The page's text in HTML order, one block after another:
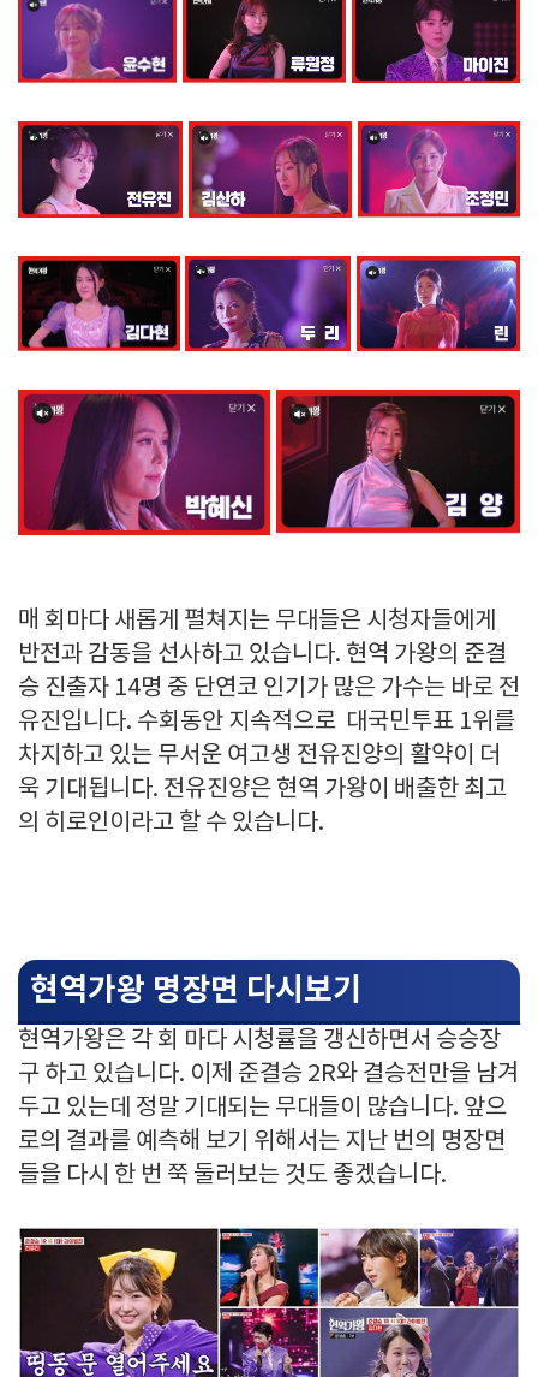
매 회마다 새롭게 펼쳐지는 무대들은 시청자들에게
반전과 감동을 선사하고 있습니다. 현역 가왕의 준결
승 진출자 14명 중 단연코 인기가 많은 가수는 바로 전
유진입니다. 수회동안 지속적으로 대국민투표 1위를
차지하고 있는 무서운 여고생 전유진양의 활약이 더
욱 기대됩니다. 전유진양은 현역 가왕이 배출한 최고
의 히로인이라고 할 수 있습니다.
현역가왕 명장면 다시보기
현역가왕은 각 회 마다 시청률을 갱신하면서 승승장
구 하고 있습니다. 이제 준결승 2R와 결승전만을 남겨
두고 있는데 정말 기대되는 무대들이 많습니다. 앞으
로의 결과를 예측해 보기 위해서는 지난 번의 명장면
들을 다시 한 번 쭉 둘러보는 것도 좋겠습니다.